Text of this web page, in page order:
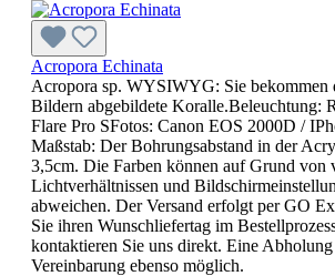
Acropora Echinata
Acropora sp. WYSIWYG: Sie bekommen
Bildern abgebildete Koralle.Beleuchtung:
Flare Pro SFotos: Canon EOS 2000D /
Maßstab: Der Bohrungsabstand in der
3,5cm. Die Farben können auf Grund von
Lichtverhältnissen und
abweichen. Der Versand erfolgt per GO
Sie ihren Wunschliefertag im
kontaktieren Sie uns direkt. Eine
Vereinbarung ebenso möglich.